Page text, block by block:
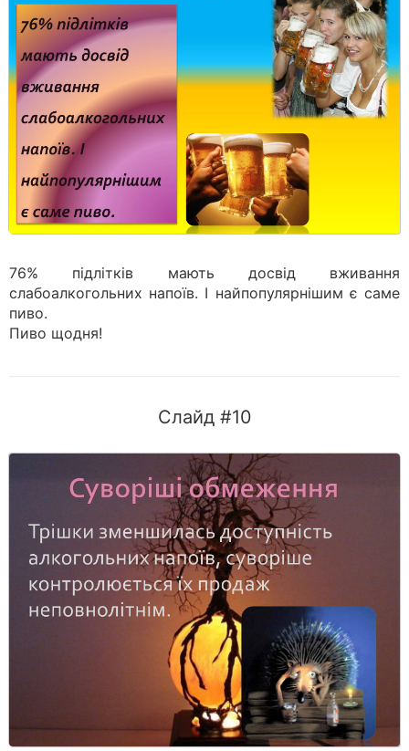
76% підлітків мають досвід вживання
слабоалкогольних напоїв. І найпопулярнішим є саме
пиво.
Пиво щодня!
Слайд #10